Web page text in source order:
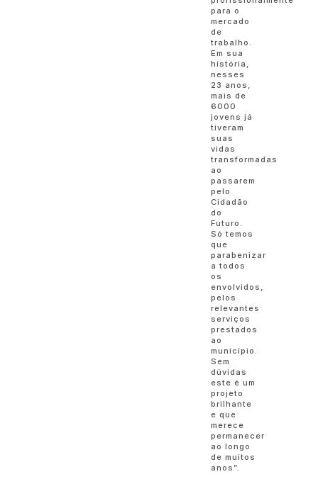
para o
mercado
de
trabalho.
Em sua
história,
nesses
23 anos,
mais de
6000
jovens já
tiveram
suas
vidas
transformadas
ao
passarem
pelo
Cidadão
do
Futuro.
Só temos
que
parabenizar
a todos
os
envolvidos,
pelos
relevantes
serviços
prestados
ao
município.
Sem
dúvidas
este é um
projeto
brilhante
e que
merece
permanecer
ao longo
de muitos
anos”.